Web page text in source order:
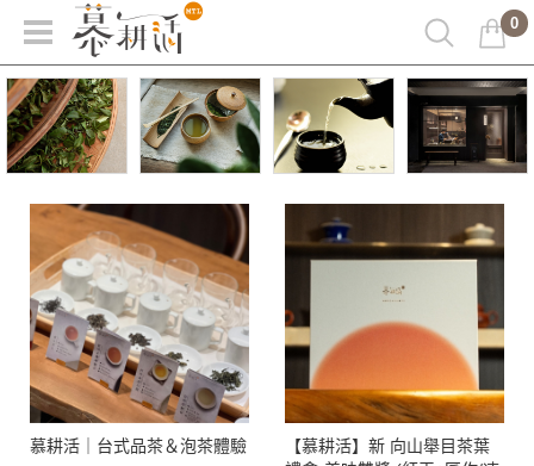
0
慕耕活｜台式品茶＆泡茶體驗
【慕耕活】新 向山舉目茶葉